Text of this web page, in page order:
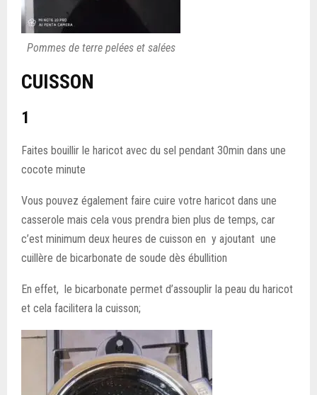
Pommes de terre pelées et salées
CUISSON
1
Faites bouillir le haricot avec du sel pendant 30min dans une
cocote minute
Vous pouvez également faire cuire votre haricot dans une
casserole mais cela vous prendra bien plus de temps, car
c’est minimum deux heures de cuisson en y ajoutant une
cuillère de bicarbonate de soude dès ébullition
En effet, le bicarbonate permet d’assouplir la peau du haricot
et cela facilitera la cuisson;